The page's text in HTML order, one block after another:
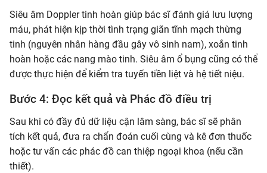
Siêu âm Doppler tinh hoàn giúp bác sĩ đánh giá lưu lượng
máu, phát hiện kịp thời tình trạng giãn tĩnh mạch thừng
tinh (nguyên nhân hàng đầu gây vô sinh nam), xoắn tinh
hoàn hoặc các nang mào tinh. Siêu âm ổ bụng cũng có thể
được thực hiện để kiểm tra tuyến tiền liệt và hệ tiết niệu.
Bước 4: Đọc kết quả và Phác đồ điều trị
Sau khi có đầy đủ dữ liệu cận lâm sàng, bác sĩ sẽ phân
tích kết quả, đưa ra chẩn đoán cuối cùng và kê đơn thuốc
hoặc tư vấn các phác đồ can thiệp ngoại khoa (nếu cần
thiết).